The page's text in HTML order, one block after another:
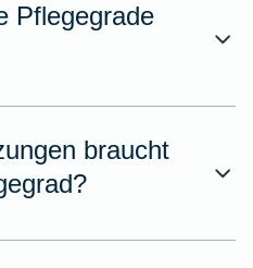
Pflegegrade
braucht